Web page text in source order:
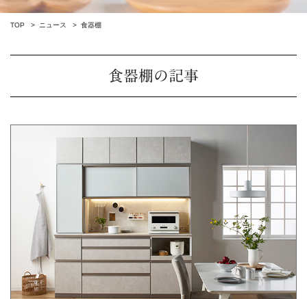
TOP ニュース 食器棚
食器棚の記事